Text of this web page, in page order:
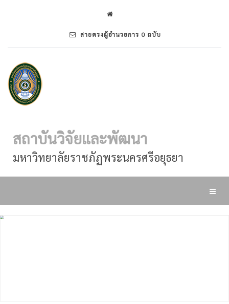
สายตรงผู้อำนวยการ 0 ฉบับ
สถาบันวิจัยและพัฒนา
มหาวิทยาลัยราชภัฏพระนครศรีอยุธยา